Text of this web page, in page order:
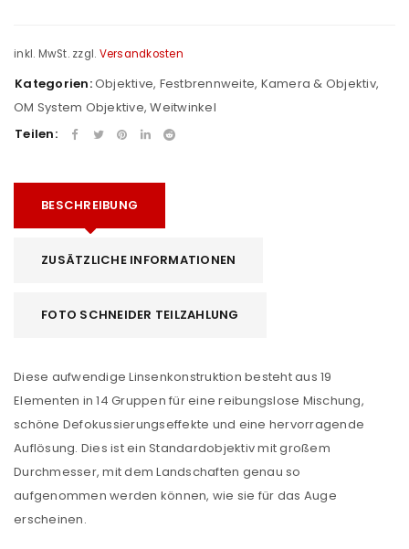
inkl. MwSt. zzgl. Versandkosten
Kategorien:Objektive, Festbrennweite, Kamera & Objektiv,
OM System Objektive,Weitwinkel
Teilen:
BESCHREIBUNG
ZUSÄTZLICHE INFORMATIONEN
FOTO SCHNEIDER TEILZAHLUNG
Diese aufwendige Linsenkonstruktion besteht aus 19
Elementen in 14 Gruppen für eine reibungslose Mischung,
schöne Defokussierungseffekte und eine hervorragende
Auflösung. Dies ist ein Standardobjektiv mit großem
Durchmesser, mit dem Landschaften genau so
aufgenommen werden können, wie sie für das Auge
erscheinen.